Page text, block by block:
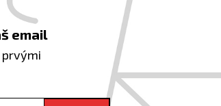
email
prvými